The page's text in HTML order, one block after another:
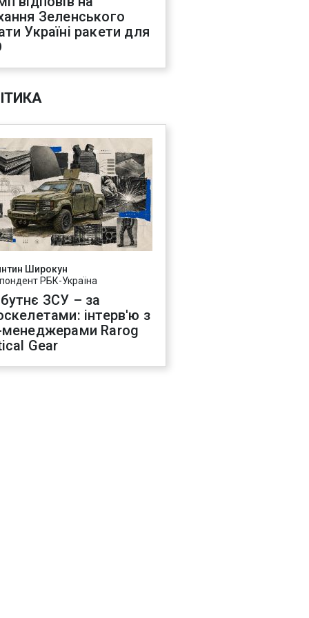
Зеленського
Україні ракети для
Широкун
РБК-Україна
ЗСУ – за
інтерв'ю з
Rarog
Gear